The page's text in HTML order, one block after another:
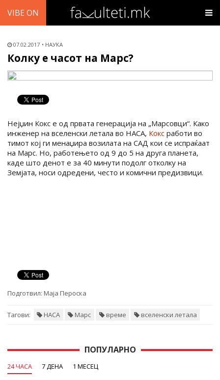
VIBE ON
07.02.2017 НАУКА
Колку е часот на Марс?
Нејџин Кокс е од првата генерација на „Марсовци“. Како
инженер на вселенски летала во НАСА, Кокс работи во
тимот кој ги менаџира возилата на САД кои се испраќаат
на Марс. Но, работењето од 9 до 5 на друга планета,
каде што денот е за 40 минути подолг отколку на
Земјата, носи одредени, често и комични предизвици.
Подготвил: Маја Пероска
Тагови: НАСА Марс време вселенски летала
ПОПУЛАРНО
24 ЧАСА 7 ДЕНА 1 МЕСЕЦ